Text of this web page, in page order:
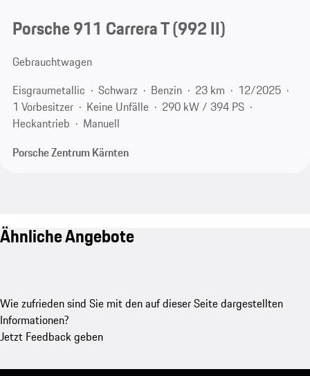
Porsche 911 Carrera T(992 II)
Gebrauchtwagen
Eisgraumetallic
Schwarz Benzin 23 km
12/2025
1 Vorbesitzer
Keine Unfälle
290 kW / 394 PS
Heckantrieb
Manuell
Porsche Zentrum Kärnten
Ähnliche Angebote
Wie zufrieden sind Sie mit den auf dieser Seite dargestellten
Informationen?
Jetzt Feedback geben